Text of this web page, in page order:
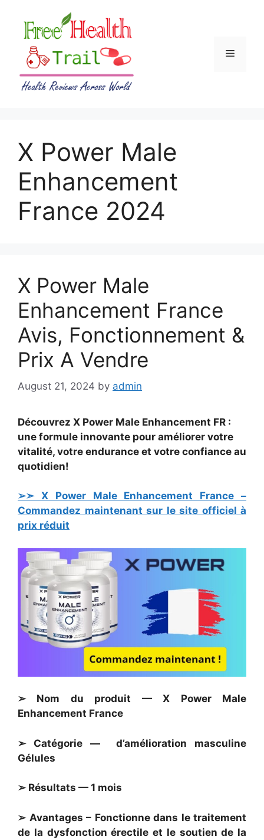
content
Menu
X Power Male
Enhancement
France 2024
X Power Male
Enhancement France
Avis, Fonctionnement &
Prix A Vendre
August 21, 2024 by admin
Découvrez X Power Male Enhancement FR :
une formule innovante pour améliorer votre
vitalité, votre endurance et votre confiance au
quotidien!
➢➣ X Power Male Enhancement France –
Commandez maintenant sur le site officiel à
prix réduit
➢ Nom du produit — X Power Male
Enhancement France
➢ Catégorie — d’amélioration masculine
Gélules
➢ Résultats — 1 mois
➢ Avantages – Fonctionne dans le traitement
de la dysfonction érectile et le soutien de la